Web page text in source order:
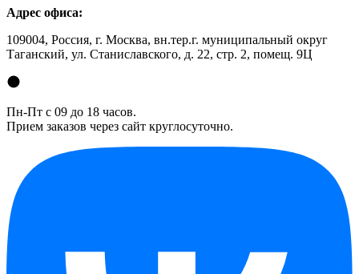
Адрес офиса:
109004, Россия, г. Москва, вн.тер.г. муниципальный округ
Таганский, ул. Станиславского, д. 22, стр. 2, помещ. 9Ц
Пн-Пт с 09 до 18 часов.
Прием заказов через сайт круглосуточно.